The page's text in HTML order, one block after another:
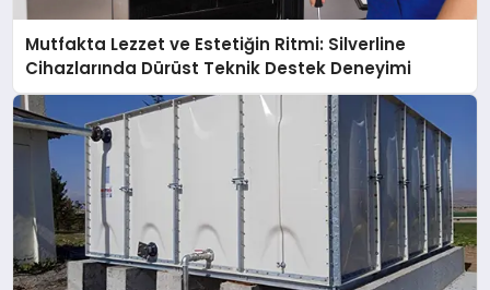
Mutfakta Lezzet ve Estetiğin Ritmi: Silverline
Cihazlarında Dürüst Teknik Destek Deneyimi